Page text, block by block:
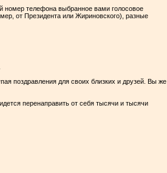
номер телефона выбранное вами голосовое
от Президента или Жириновского), разные
поздравления для своих близких и друзей. Вы же
перенаправить от себя тысячи и тысячи